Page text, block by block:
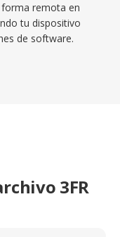
remota en
tu dispositivo
de software.
3FR